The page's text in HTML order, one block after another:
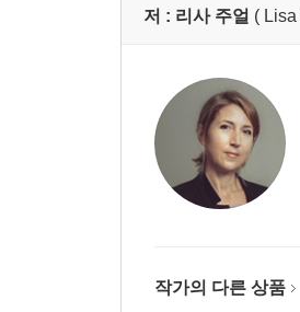
저 : 리사 주얼 (
작가의 다른 상품